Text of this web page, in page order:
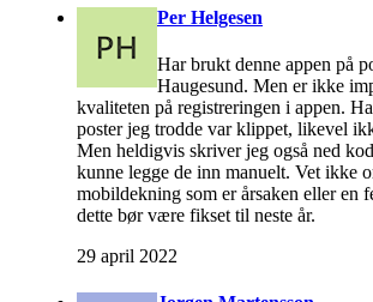
Per Helgesen
Har brukt denne appen på
Haugesund. Men er ikke
kvaliteten på registreringen i appen.
poster jeg trodde var klippet, likevel
Men heldigvis skriver jeg også ned
kunne legge de inn manuelt. Vet ikke
mobildekning som er årsaken eller en
dette bør være fikset til neste år.
29 april 2022